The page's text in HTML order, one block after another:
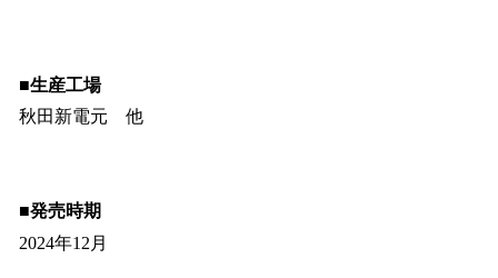
■生産工場
秋田新電元 他
■発売時期
2024年12月